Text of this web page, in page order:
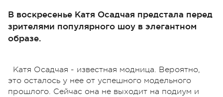
В воскресенье Катя Осадчая предстала перед
зрителями популярного шоу в элегантном
образе.
Катя Осадчая - известная модница. Вероятно,
это осталось у нее от успешного модельного
прошлого. Сейчас она не выходит на подиум и